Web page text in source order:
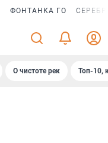
ФОНТАНКА ГО
О чистоте рек Топ-10,